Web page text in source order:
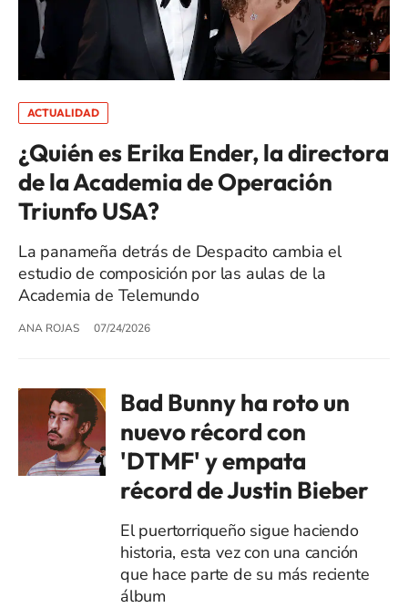
ACTUALIDAD
¿Quién es Erika Ender, la directora
de la Academia de Operación
Triunfo USA?
La panameña detrás de Despacito cambia el
estudio de composición por las aulas de la
Academia de Telemundo
ANA ROJAS 07/24/2026
Bad Bunny ha roto un
nuevo récord con
'DTMF' y empata
récord de Justin Bieber
El puertorriqueño sigue haciendo
historia, esta vez con una canción
que hace parte de su más reciente
álbum